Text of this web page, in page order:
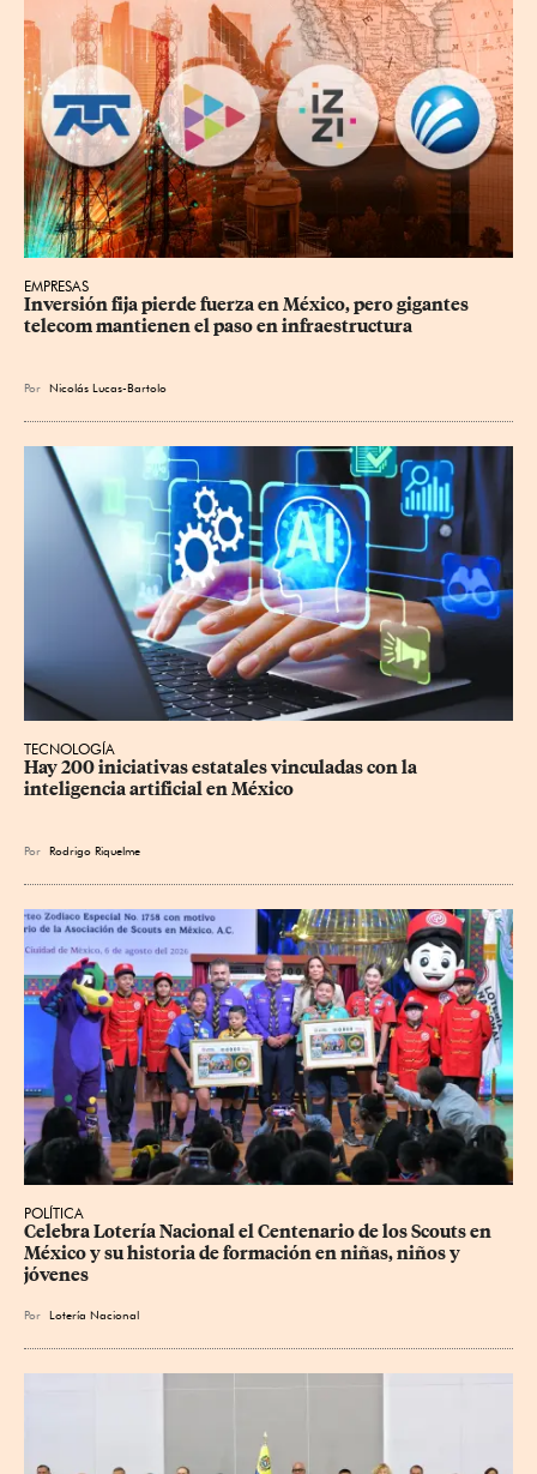
EMPRESAS
Inversión fija pierde fuerza en México, pero gigantes
telecom mantienen el paso en infraestructura
Por Nicolás Lucas-Bartolo
TECNOLOGÍA
Hay 200 iniciativas estatales vinculadas con la
inteligencia artificial en México
Por Rodrigo Riquelme
POLÍTICA
Celebra Lotería Nacional el Centenario de los Scouts en
México y su historia de formación en niñas, niños y
jóvenes
Por Lotería Nacional